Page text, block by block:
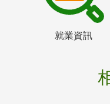
就業資訊